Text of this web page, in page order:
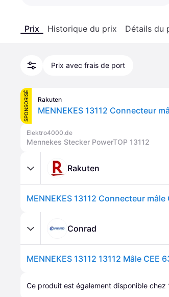
Prix Historique du prix Détails du
Prix avec frais de port
SPONSORISÉ Rakuten
MENNEKES 13112 Connecteur
Elektro4000.de
Mennekes Stecker PowerTOP 13112
Rakuten
MENNEKES 13112 Connecteur mâle
Conrad
MENNEKES 13112 13112 Mâle CEE
Ce produit est également disponible chez